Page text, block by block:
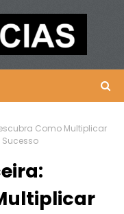
Como Multiplicar
Sucesso